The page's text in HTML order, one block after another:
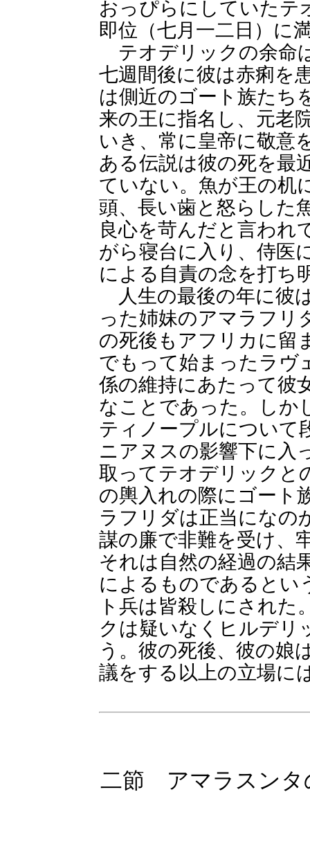
おっぴらにしていたテ
即位（七月一二日）に
テオデリックの余命
七週間後に彼は赤痢を
は側近のゴート族たち
来の王に指名し、元老
いき、常に皇帝に敬意
ある伝説は彼の死を最
ていない。魚が王の机
頭、長い歯と怒らした
良心を苛んだと言われ
がら寝台に入り、侍医
による自責の念を打ち
人生の最後の年に彼
った姉妹のアマラフリ
の死後もアフリカに留
でもって始まったラヴ
係の維持にあたって彼
なことであった。しか
ティノープルについて
ニアヌスの影響下に入
取ってテオデリックと
の輿入れの際にゴート
ラフリダは正当になの
謀の廉で非難を受け、
それは自然の経過の結
によるものであるとい
ト兵は皆殺しにされ
クは疑いなくヒルデリ
う。彼の死後、彼の娘
議をする以上の立場に
二節 アマラスンタ